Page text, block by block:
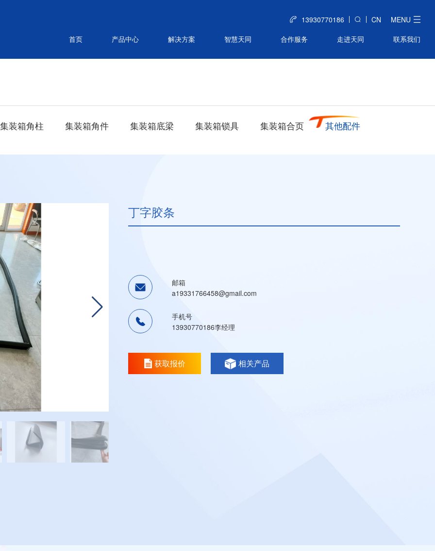
13930770186 CN
MENU
首页
产品中心 解决方案 智慧天同 合作服务 走进天同 联系我们
集装箱角柱 集装箱角件 集装箱底梁 集装箱锁具 集装箱合页 其他配件
丁字胶条
邮箱
a19331766458@gmail.com
手机号
13930770186李经理
获取报价 相关产品